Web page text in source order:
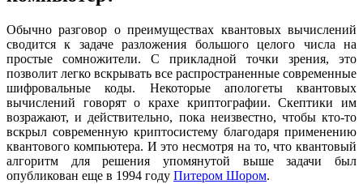
Обычно разговор о преимуществах квантовых вычислений
сводится к задаче разложения большого целого числа на
простые сомножители. С прикладной точки зрения, это
позволит легко вскрывать все распространенные современные
шифровальные коды. Некоторые апологеты квантовых
вычислений говорят о крахе криптографии. Скептики им
возражают, и действительно, пока неизвестно, чтобы кто-то
вскрыл современную криптосистему благодаря применению
квантового компьютера. И это несмотря на то, что квантовый
алгоритм для решения упомянутой выше задачи был
опубликован еще в 1994 году Питером Шором.